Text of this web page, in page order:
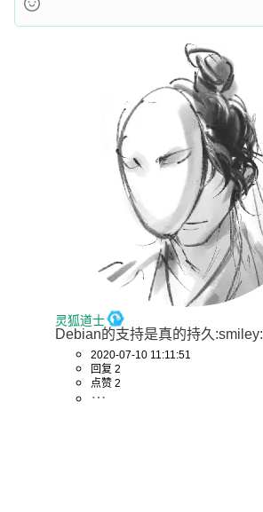
灵狐道士
Debian的支持是真的持久:smiley:
2020-07-10 11:11:51
回复 2
点赞 2